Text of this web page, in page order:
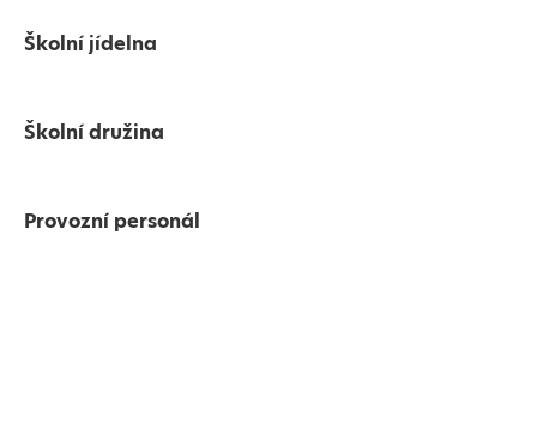
Školní jídelna
Školní družina
Provozní personál